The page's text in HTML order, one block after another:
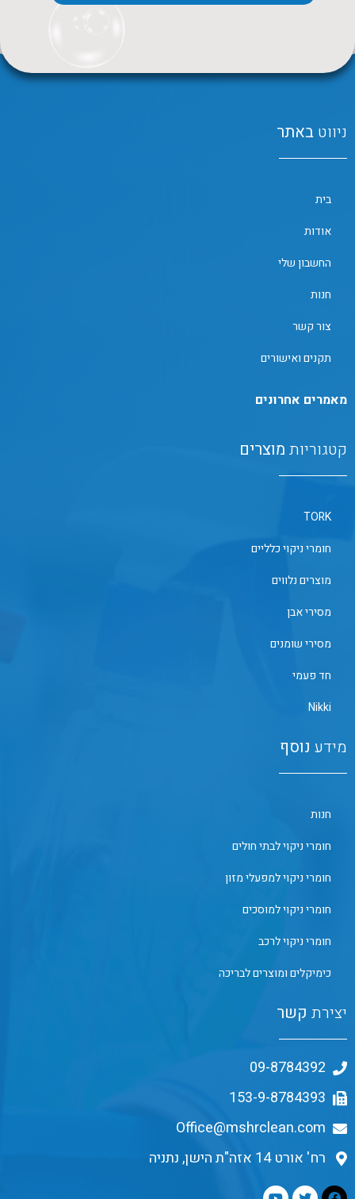
ניווט באתר
בית
אודות
החשבון שלי
חנות
צור קשר
תקנים ואישורים
מאמרים אחרונים
קטגוריות מוצרים
TORK
חומרי ניקוי כלליים
מוצרים נלווים
מסירי אבן
מסירי שומנים
חד פעמי
Nikki
מידע נוסף
חנות
חומרי ניקוי לבתי חולים
חומרי ניקוי למפעלי מזון
חומרי ניקוי למוסכים
חומרי ניקוי לרכב
כימיקלים ומוצרים לבריכה
יצירת קשר
09-8784392
153-9-8784393
Office@mshrclean.com
רח' אורט 14 אזה"ת הישן, נתניה